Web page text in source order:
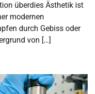
überdies Ästhetik ist
modernen
durch Gebiss oder
von […]